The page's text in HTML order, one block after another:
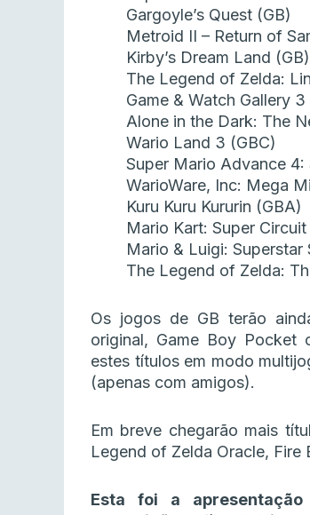
Gargoyle’s Quest (GB)
Metroid II – Return of
Kirby’s Dream Land (GB)
The Legend of Zelda:
Game & Watch Gallery 3
Alone in the Dark: The
Wario Land 3 (GBC)
Super Mario Advance
WarioWare, Inc: Mega
Kuru Kuru Kururin (GBA)
Mario Kart: Super Circuit
Mario & Luigi: Superstar
The Legend of Zelda:
Os jogos de GB terão
original, Game Boy Pocket
estes títulos em modo
(apenas com amigos).
Em breve chegarão mais
Legend of Zelda Oracle, Fire
Esta foi a